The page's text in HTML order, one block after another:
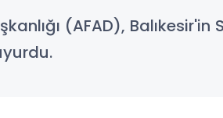
(AFAD), Balıkesir'in